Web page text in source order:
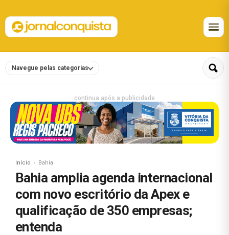
Navegue pelas categorias
continua após a publicidade
Início Bahia
Bahia amplia agenda internacional
com novo escritório da Apex e
qualificação de 350 empresas;
entenda